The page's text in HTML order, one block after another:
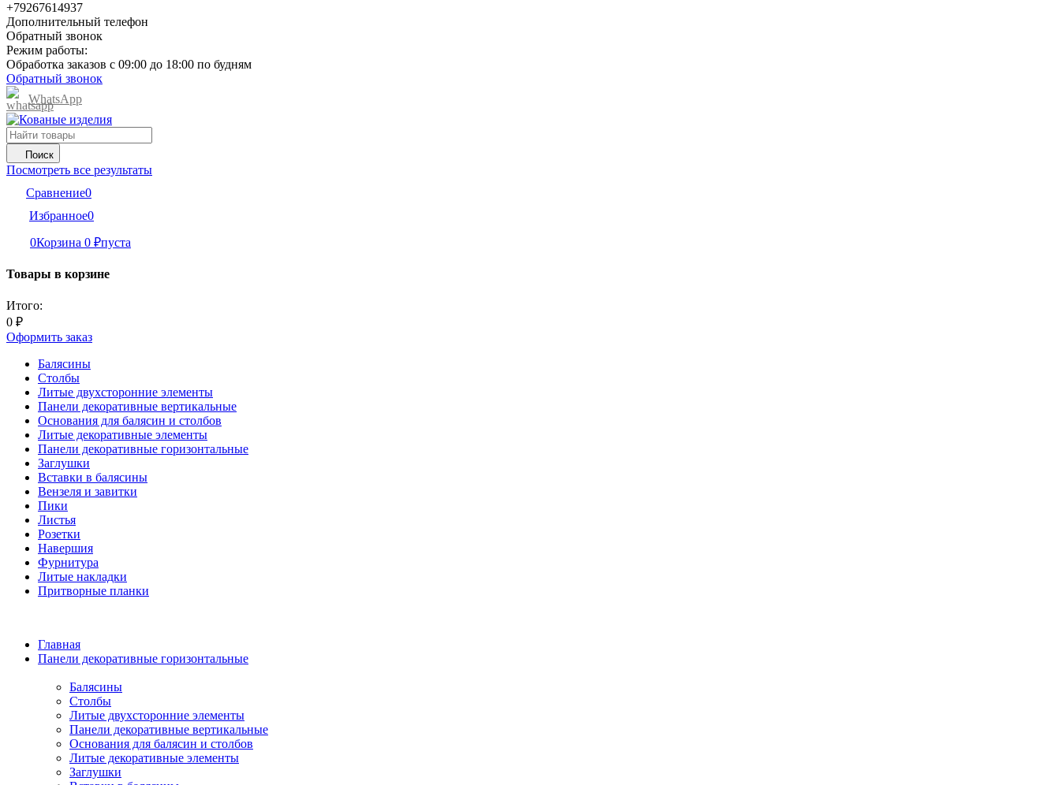
+79267614937
Дополнительный телефон
Обратный звонок
Режим работы:
Обработка заказов с 09:00 до 18:00 по будням
Обратный звонок
WhatsApp
Поиск
Посмотреть все результаты
Сравнение0
Избранное0
0Корзина 0 ₽пуста
Товары в корзине
Итого:
0 ₽
Оформить заказ
Балясины
Столбы
Литые двухсторонние элементы
Панели декоративные вертикальные
Основания для балясин и столбов
Литые декоративные элементы
Панели декоративные горизонтальные
Заглушки
Вставки в балясины
Вензеля и завитки
Пики
Листья
Розетки
Навершия
Фурнитура
Литые накладки
Притворные планки
Главная
Панели декоративные горизонтальные
Балясины
Столбы
Литые двухсторонние элементы
Панели декоративные вертикальные
Основания для балясин и столбов
Литые декоративные элементы
Заглушки